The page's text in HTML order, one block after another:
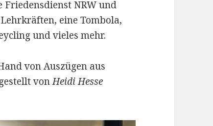
Friedensdienst NRW und
eine Tombola,
und vieles mehr.
von Auszügen aus
vonHeidi Hesse